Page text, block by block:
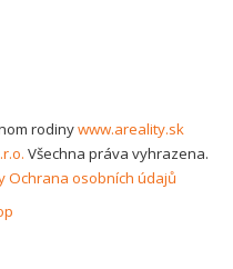
rodinywww.areality.sk
Všechna práva vyhrazena.
Ochrana osobních údajů